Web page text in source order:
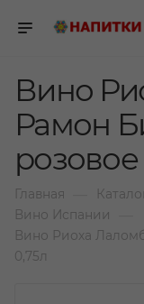
Вино
Рамон
розовое
Главная
Вино Испании
Вино Риоха
0,75л